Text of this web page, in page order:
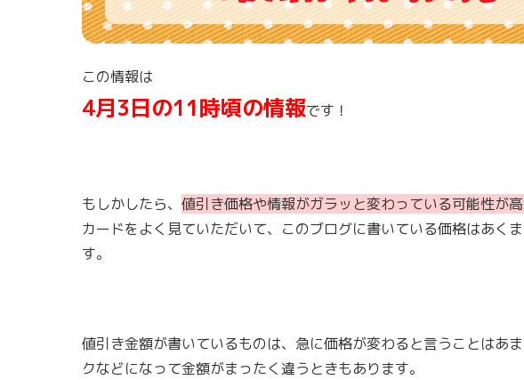
この情報は
4月3日の11時頃の情報です！
もしかしたら、 値引き価格や情報がガラッと変わっている可能性が
カードをよく見ていただいて、このブログに書いている価格はあく
す。
値引き金額が書いているものは、急に価格が変わると言うことはあ
クなどになって金額がまったく違うときもあります。